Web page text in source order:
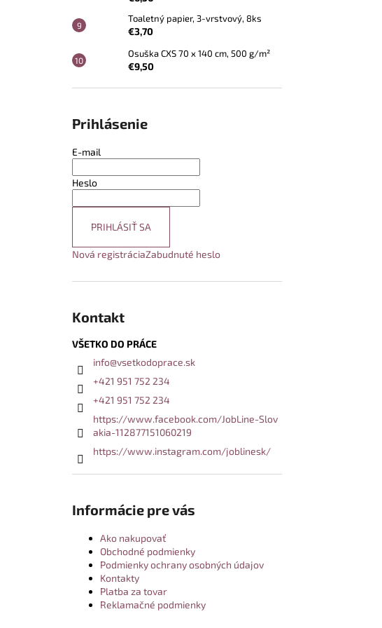
Toaletný papier, 3-vrstvový, 8ks
€3,70
Osuška CXS 70 x 140 cm, 500 g/m²
€9,50
Prihlásenie
E-mail
Heslo
PRIHLÁSIŤ SA
Nová registráciaZabudnuté heslo
Kontakt
VŠETKO DO PRÁCE
info@vsetkodoprace.sk
+421 951 752 234
+421 951 752 234
https://www.facebook.com/JobLine-Slov
akia-112877151060219
https://www.instagram.com/joblinesk/
Informácie pre vás
Ako nakupovať
Obchodné podmienky
Podmienky ochrany osobných údajov
Kontakty
Platba za tovar
Reklamačné podmienky